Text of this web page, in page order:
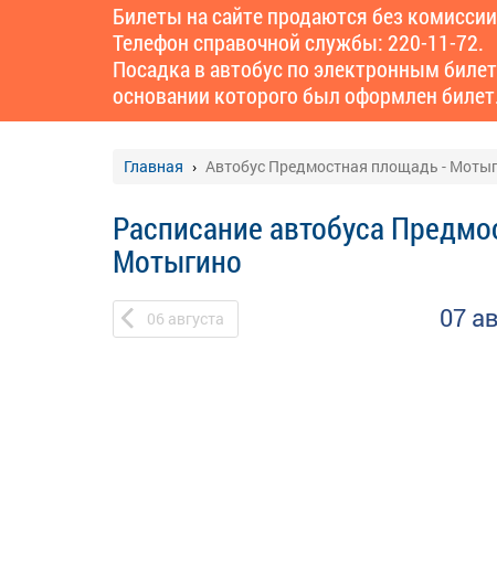
Билеты на сайте продаются без
Телефон справочной службы: 220-11-72.
Посадка в автобус по электронным
основании которого был оформлен
Главная Автобус Предмостная площадь -
Расписание автобуса
Мотыгино
06 августа 07